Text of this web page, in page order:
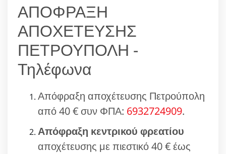
ΑΠΟΦΡΑΞΗ
ΑΠΟΧΕΤΕΥΣΗΣ
ΠΕΤΡΟΥΠΟΛΗ -
Τηλέφωνα
Απόφραξη αποχέτευσης Πετρούπολη
από 40 € συν ΦΠΑ: 6932724909.
Απόφραξη κεντρικού φρεατίου
αποχέτευσης με πιεστικό 40 € έως